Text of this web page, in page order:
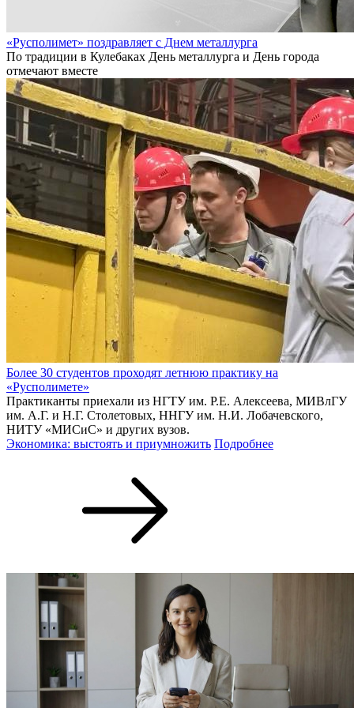
«Русполимет» поздравляет с Днем металлурга
По традиции в Кулебаках День металлурга и День города
отмечают вместе
Более 30 студентов проходят летнюю практику на
«Русполимете»
Практиканты приехали из НГТУ им. Р.Е. Алексеева, МИВлГУ
им. А.Г. и Н.Г. Столетовых, ННГУ им. Н.И. Лобачевского,
НИТУ «МИСиС» и других вузов.
Экономика: выстоять и приумножить Подробнее